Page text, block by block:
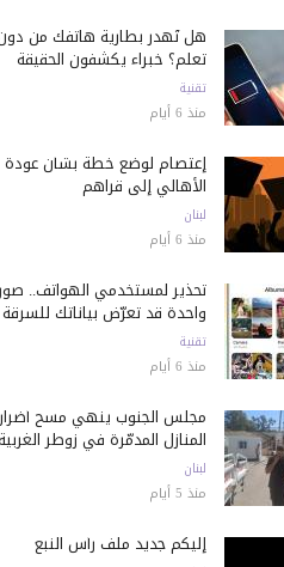
هل تُهدر بطارية هاتفك من
تعلم؟ خبراء يكشفون الحقيقة
تقنية
منذ 6 أيام
إعتصام لوضع خطة بشأن عودة
الأهالي إلى قراهم
لبنان
منذ 6 أيام
تحذير لمستخدمي الهواتف..
واحدة قد تعرّض بياناتك للسرقة
تقنية
منذ 6 أيام
مجلس الجنوب ينهي مسح أضرار
المنازل المدمّرة في زوطر الغربية
لبنان
منذ 5 أيام
إليكم جديد ملف رأس النبع